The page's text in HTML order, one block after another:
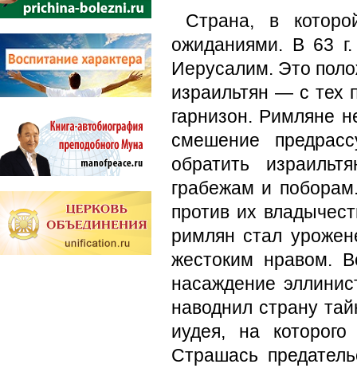
Страна, в
ожиданиями. В 63
Иеру­салим. Это
израильтян — с тех
гарнизон. Римляне
смешение
обратить
грабежам и
про­тив их
римлян стал
жестоким нра­вом.
насаждение
наводнил страну
иудея, на
Страшась